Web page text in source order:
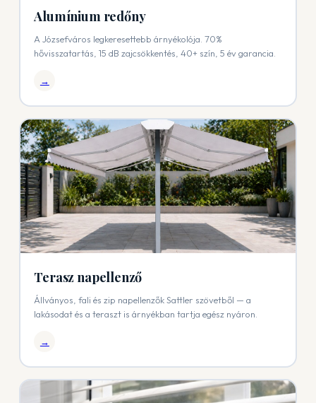
Alumínium redőny
A Józsefváros legkeresettebb árnyékolója. 70%
hővisszatartás, 15 dB zajcsökkentés, 40+ szín, 5 év garancia.
→
Terasz napellenző
Állványos, fali és zip napellenzők Sattler szövetből — a
lakásodat és a teraszt is árnyékban tartja egész nyáron.
→